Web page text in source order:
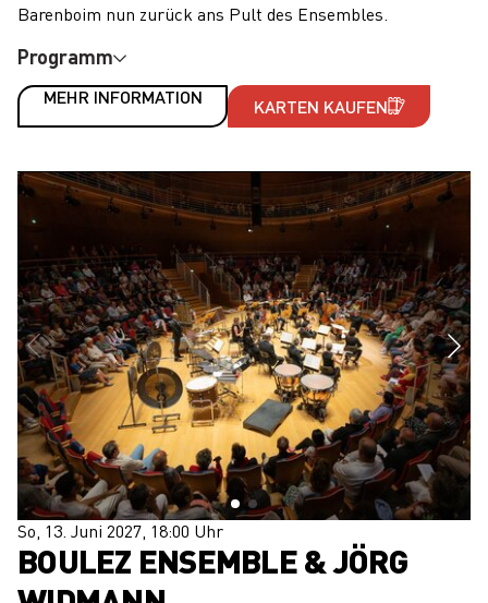
Barenboim nun zurück ans Pult des Ensembles.
Programm
MEHR INFORMATION KARTEN KAUFEN
So, 13. Juni 2027, 18:00 Uhr
BOULEZ ENSEMBLE & JÖRG